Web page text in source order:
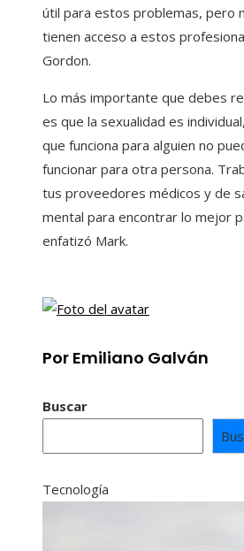
útil para estos problemas, pero
tienen acceso a estos
Gordon.
Lo más importante que debes
es que la sexualidad es
que funciona para alguien no
funcionar para otra persona.
tus proveedores médicos y de
mental para encontrar lo mejor
enfatizó Mark.
Por Emiliano Galván
Buscar
Tecnología